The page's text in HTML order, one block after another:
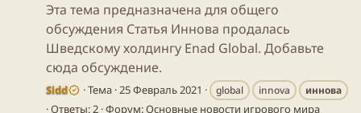
Эта тема предназначена для общего
обсуждения Статья Иннова продалась
Шведскому холдингу Enad Global. Добавьте
сюда обсуждение.
Sidd Тема 25 Февраль 2021 global innova иннова
Ответы: 2 Форум:Основные новости игрового мира